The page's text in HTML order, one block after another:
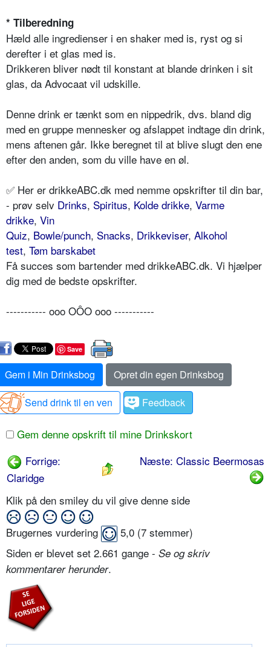
* Tilberedning
Hæld alle ingredienser i en shaker med is, ryst og si
derefter i et glas med is.
Drikkeren bliver nødt til konstant at blande drinken i sit
glas, da Advocaat vil udskille.
Denne drink er tænkt som en nippedrik, dvs. bland dig
med en gruppe mennesker og afslappet indtage din drink,
mens aftenen går. Ikke beregnet til at blive slugt den ene
efter den anden, som du ville have en øl.
✅ Her er drikkeABC.dk med nemme opskrifter til din bar,
- prøv selv Drinks, Spiritus, Kolde drikke, Varme
drikke, Vin
Quiz, Bowle/punch, Snacks, Drikkeviser, Alkohol
test, Tøm barskabet
Få succes som bartender med drikkeABC.dk. Vi hjælper
dig med de bedste opskrifter.
----------- ooo OÔO ooo -----------
Save
Gem i Min Drinksbog
Opret din egen Drinksbog
Send drink til en ven
Feedback
Gem denne opskrift til mine Drinkskort
Forrige:
Claridge
Næste: Classic Beermosas
Klik på den smiley du vil give denne side
Brugernes vurdering 5,0 (7 stemmer)
Siden er blevet set 2.661 gange - Se og skriv
kommentarer herunder.